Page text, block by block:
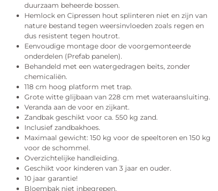
duurzaam beheerde bossen.
Hemlock en Cipressen hout splinteren niet en zijn van
nature bestand tegen weersinvloeden zoals regen en
dus resistent tegen houtrot.
Eenvoudige montage door de voorgemonteerde
onderdelen (Prefab panelen).
Behandeld met een watergedragen beits, zonder
chemicaliën.
118 cm hoog platform met trap.
Grote witte glijbaan van 228 cm met wateraansluiting.
Veranda aan de voor en zijkant.
Zandbak geschikt voor ca. 550 kg zand.
Inclusief zandbakhoes.
Maximaal gewicht: 150 kg voor de speeltoren en 150 kg
voor de schommel.
Overzichtelijke handleiding.
Geschikt voor kinderen van 3 jaar en ouder.
10 jaar garantie!
Bloembak niet inbegrepen.